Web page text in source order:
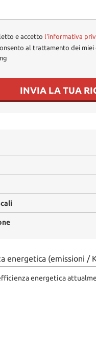
e accetto l'informativa
al trattamento dei
INVIA LA TUA
energetica (emissioni /
energetica